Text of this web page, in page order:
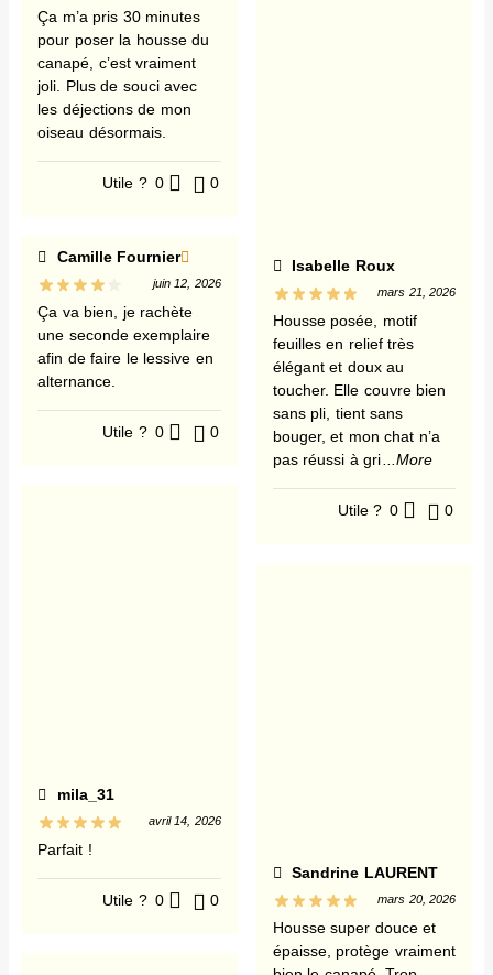
Ça m’a pris 30 minutes
pour poser la housse du
canapé, c’est vraiment
joli. Plus de souci avec
les déjections de mon
oiseau désormais.
Utile ? 0 0
Camille Fournier
juin 12, 2026
Ça va bien, je rachète
une seconde exemplaire
afin de faire le lessive en
alternance.
Utile ? 0 0
mila_31
avril 14, 2026
Parfait !
Utile ? 0 0
Isabelle Roux
mars 21, 2026
Housse posée, motif
feuilles en relief très
élégant et doux au
toucher. Elle couvre bien
sans pli, tient sans
bouger, et mon chat n’a
pas réussi à gri
...More
Utile ? 0 0
Sandrine LAURENT
mars 20, 2026
Housse super douce et
épaisse, protège vraiment